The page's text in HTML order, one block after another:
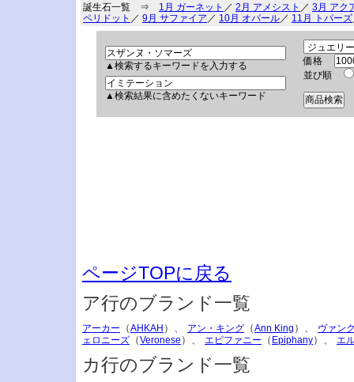
誕生石一覧 ⇒ 1月 ガーネット ／ 2月 アメシスト ／ 3月 アク
ペリドット ／ 9月 サファイア ／ 10月 オパール ／ 11月 トパーズ
▲検索するキーワードを入力する
▲検索結果に含めたくないキーワード
価格
並び順
ページTOPに戻る
ア行のブランド一覧
アーカー （AHKAH ）、 アン・キング （Ann King ）、
ヴァン
ェロニーズ （Veronese ）、 エピファニー （ Epiphany）、 エ
カ行のブランド一覧